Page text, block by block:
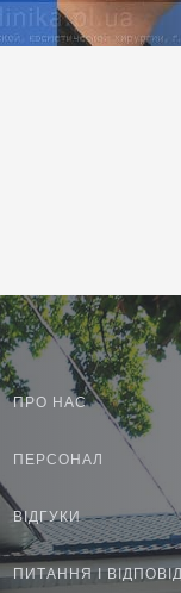
ПРО НАС
ПЕРСОНАЛ
ВІДГУКИ
ПИТАННЯ І